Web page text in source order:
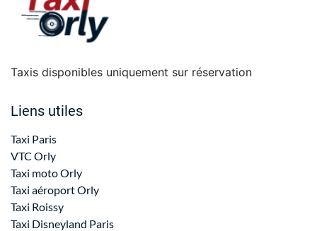
Taxis disponibles uniquement sur réservation
Liens utiles
Taxi Paris
VTC Orly
Taxi moto Orly
Taxi aéroport Orly
Taxi Roissy
Taxi Disneyland Paris